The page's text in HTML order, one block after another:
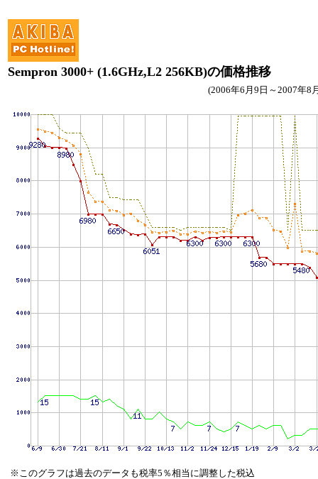
Sempron 3000+ (1.6GHz,L2 256KB)の価格推移
(2006年6月9日～2007年8
※このグラフは過去のデータも税率5％相当に調整した税込